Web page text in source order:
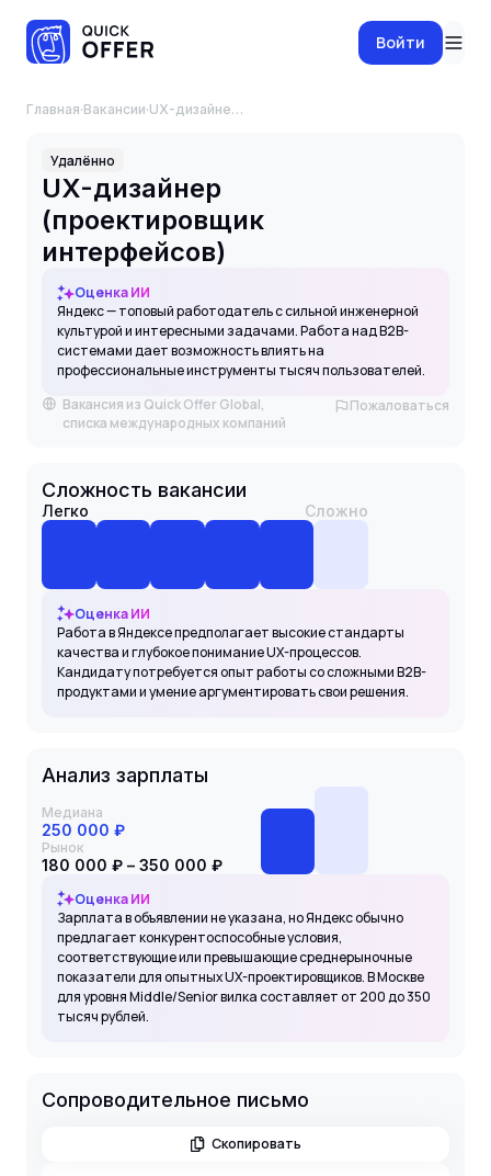
Войти
Главная·Вакансии· UX-дизайнер (проектировщик интерфейсов)
Удалённо
UX-дизайнер
(проектировщик
интерфейсов)
Оценка ИИ
Яндекс — топовый работодатель с сильной инженерной
культурой и интересными задачами. Работа над B2B-
системами дает возможность влиять на
профессиональные инструменты тысяч пользователей.
Вакансия из Quick Offer Global,
списка международных компаний
Пожаловаться
Сложность вакансии
Легко Сложно
Оценка ИИ
Работа в Яндексе предполагает высокие стандарты
качества и глубокое понимание UX-процессов.
Кандидату потребуется опыт работы со сложными B2B-
продуктами и умение аргументировать свои решения.
Анализ зарплаты
Медиана
250 000 ₽
Рынок
180 000 ₽ – 350 000 ₽
Оценка ИИ
Зарплата в объявлении не указана, но Яндекс обычно
предлагает конкурентоспособные условия,
соответствующие или превышающие среднерыночные
показатели для опытных UX-проектировщиков. В Москве
для уровня Middle/Senior вилка составляет от 200 до 350
тысяч рублей.
Сопроводительное письмо
Скопировать